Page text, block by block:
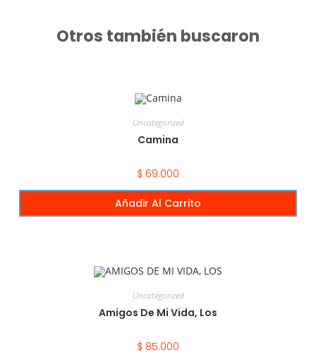
Otros también buscaron
Uncategorized
Camina
$ 69.000
Añadir Al Carrito
Uncategorized
Amigos De Mi Vida, Los
$ 85.000